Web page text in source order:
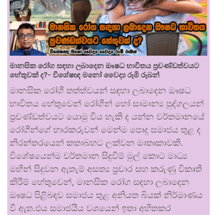
මානසික රෝග සඳහා ලබාදෙන ඖෂධ භාවිතය ප්‍රචණ්ඩත්වයට
හේතුවක් ද?- විශේෂඥ මනෝ වෛද්‍ය රූමි රූබන්
මානසික රෝගී තත්ත්වයන් සඳහා ලබාදෙන ඖෂධ
භාවිතය හේතුවෙන් රෝගීන් හෝ සාමාන්‍ය පුද්ගලයන්
ප්‍රචණ්ඩත්වයට යොමු විය හැකි ද යන්න වර්තමානයේ
රෝගීන්ගේ භාරකරුවන් මෙන්ම පොදු සමාජය තුළ ද
නිරන්තරයෙන් කතාබහට ලක්වන මාතෘකාවකි.
විශේෂයෙන්ම වර්තමාන සිදුවීම් මුල් කොට මාධ්‍ය
මඟින් සිදුවන ඇතැම් අසත්‍ය ප්‍රචාර සහ කරුණු විකෘති
කිරීම් හේතුවෙන්, මානසික රෝග සඳහා ලබාදෙන
ඖෂධ පිළිබඳව සමාජය තුළ අනියත බියක් නිර්මාණය
වී ඇත.එය සමාජයීය වශයෙන් ඉතා අහිතකර